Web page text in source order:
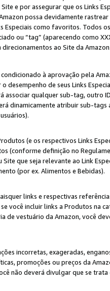
e por assegurar que os Links
possa devidamente
Especiais como favoritos. Todos
ou “tag” (aparecendo como
ao Site da
à aprovação pela
desempenho de seus Links
associar qualquer sub-tag,
dinamicamente atribuir sub-
(e os respectivos Links
(conforme definição no
que seja relevante ao Link
(por ex. Alimentos e Bebidas).
links e respectivas
você incluir links a Produtos na
de vestuário da Amazon, você
incorretas, exageradas,
promoções ou preços da
não deverá divulgar que se